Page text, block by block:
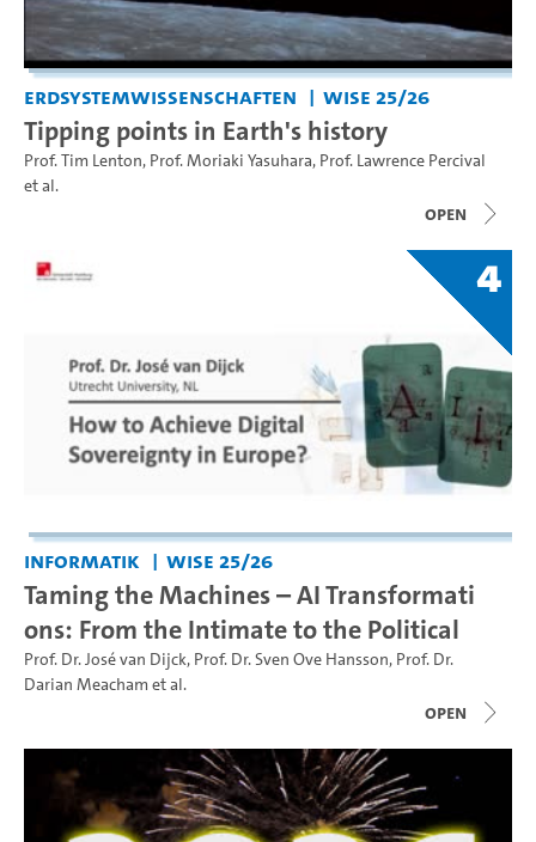
Erdsystemwissenschaften WiSe 25/26
Tipping points in Earth's history
Prof. Tim Lenton, Prof. Moriaki Yasuhara, Prof. Lawrence Percival
et al.
open
4
Informatik WiSe 25/26
Taming the Machines – AI Transformati
ons: From the Intimate to the Political
Prof. Dr. José van Dijck, Prof. Dr. Sven Ove Hansson, Prof. Dr.
Darian Meacham et al.
open